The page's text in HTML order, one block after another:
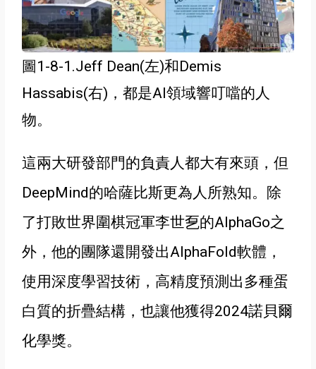
圖1-8-1.Jeff Dean(左)和Demis
Hassabis(右)，都是AI領域響叮噹的人
物。
這兩大研發部門的負責人都大有來頭，但
DeepMind的哈薩比斯更為人所熟知。 除
了打敗世界圍棋冠軍李世乭的AlphaGo之
外 ，他的團隊還開發出AlphaFold軟體 ，
使用深度學習技術，高精度預測出多種蛋
白質的折疊結構 ，也讓他獲得2024諾貝爾
化學獎。